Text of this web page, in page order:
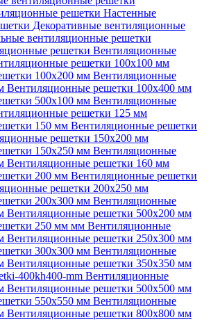
решетки Настенные
Декоративные вентиляционные
вентиляционные решетки
решетки Вентиляционные
решетки 100х100 мм
100х200 мм Вентиляционные
Вентиляционные решетки 100х400 мм
500х100 мм Вентиляционные
решетки 125 мм
150 мм Вентиляционные решетки
решетки 150х200 мм
150х250 мм Вентиляционные
Вентиляционные решетки 160 мм
200 мм Вентиляционные решетки
решетки 200х250 мм
200х300 мм Вентиляционные
Вентиляционные решетки 500х200 мм
250 мм мм Вентиляционные
Вентиляционные решетки 250х300 мм
300х300 мм Вентиляционные
Вентиляционные решетки 350х350 мм
400kh400-mm Вентиляционные
Вентиляционные решетки 500х500 мм
550х550 мм Вентиляционные
Вентиляционные решетки 800х800 мм